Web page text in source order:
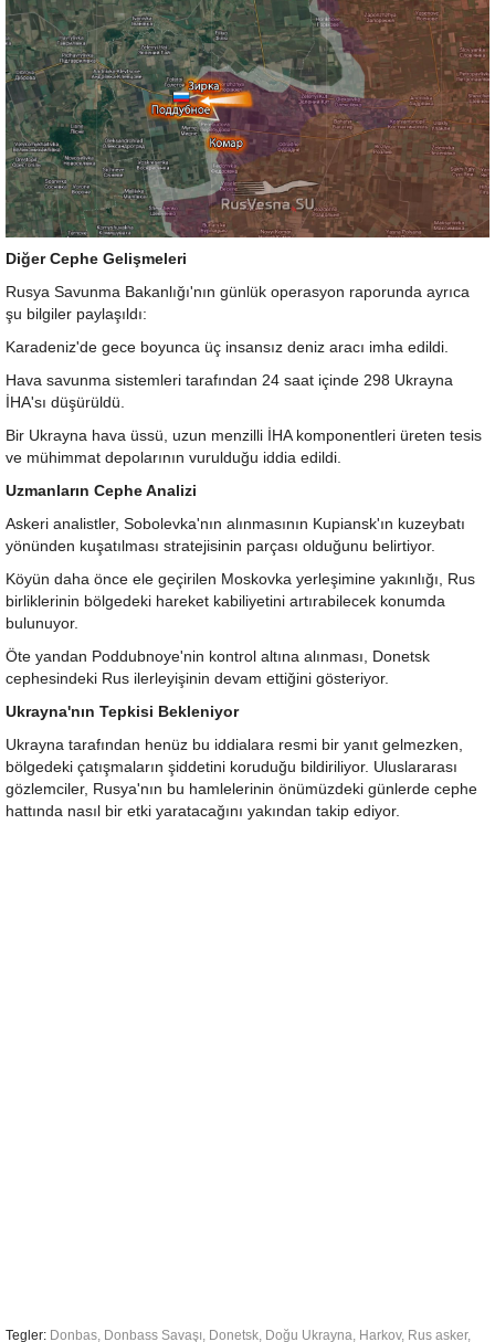
Diğer Cephe Gelişmeleri
Rusya Savunma Bakanlığı'nın günlük operasyon raporunda ayrıca
şu bilgiler paylaşıldı:
Karadeniz'de gece boyunca üç insansız deniz aracı imha edildi.
Hava savunma sistemleri tarafından 24 saat içinde 298 Ukrayna
İHA'sı düşürüldü.
Bir Ukrayna hava üssü, uzun menzilli İHA komponentleri üreten tesis
ve mühimmat depolarının vurulduğu iddia edildi.
Uzmanların Cephe Analizi
Askeri analistler, Sobolevka'nın alınmasının Kupiansk'ın kuzeybatı
yönünden kuşatılması stratejisinin parçası olduğunu belirtiyor.
Köyün daha önce ele geçirilen Moskovka yerleşimine yakınlığı, Rus
birliklerinin bölgedeki hareket kabiliyetini artırabilecek konumda
bulunuyor.
Öte yandan Poddubnoye'nin kontrol altına alınması, Donetsk
cephesindeki Rus ilerleyişinin devam ettiğini gösteriyor.
Ukrayna'nın Tepkisi Bekleniyor
Ukrayna tarafından henüz bu iddialara resmi bir yanıt gelmezken,
bölgedeki çatışmaların şiddetini koruduğu bildiriliyor. Uluslararası
gözlemciler, Rusya'nın bu hamlelerinin önümüzdeki günlerde cephe
hattında nasıl bir etki yaratacağını yakından takip ediyor.
Tegler: Donbas, Donbass Savaşı, Donetsk, Doğu Ukrayna, Harkov, Rus asker,